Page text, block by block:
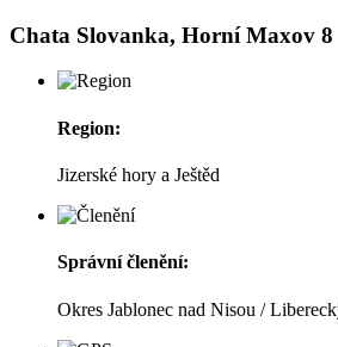
Chata Slovanka, Horní Maxov 8
Region:
Jizerské hory a Ještěd
Správní členění:
Okres Jablonec nad Nisou /